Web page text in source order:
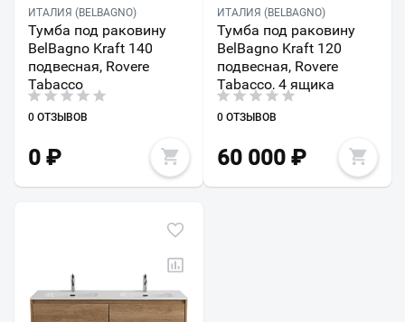
ИТАЛИЯ (BELBAGNO)
Тумба под раковину
BelBagno Kraft 140
подвесная, Rovere
Tabacco
0 ОТЗЫВОВ
0 ₽
ИТАЛИЯ (BELBAGNO)
Тумба под раковину
BelBagno Kraft 120
подвесная, Rovere
Tabacco, 4 ящика
0 ОТЗЫВОВ
60 000₽